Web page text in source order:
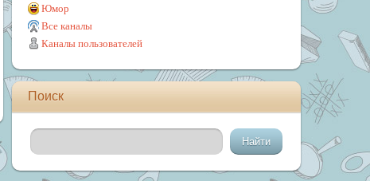
Юмор
Все каналы
Каналы пользователей
Поиск